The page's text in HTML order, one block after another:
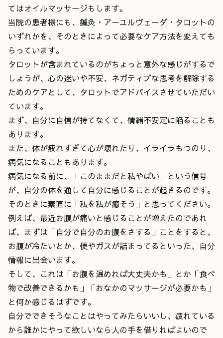
てはオイルマッサージもします。
当院の患者様にも、鍼灸・アーユルヴェーダ・タロットの
いずれかを、そのときによって必要なケア方法を変えても
らっています。
タロットが含まれているのがちょっと意外な感じがするで
しょうが、心の迷いや不安、ネガティブな思考を解除する
ためのケアとして、タロットでアドバイスさせていただい
ています。
まず、自分に自信が持てなくて、情緒不安定に陥ることも
あります。
また、体が疲れすぎて心が壊れたり、イライラもつのり、
病気になることもあります。
病気になる前に、「このままだと私やばい」という信号
が、自分の体を通して自分に感じることが起きるのです。
そのときに素直に「私を私が癒そう」と思ってください。
例えば、最近お腹が痛いと感じることが増えたのであれ
ば、まずは「自分で自分のお腹をさする」ことをすると、
お腹が冷たいとか、便やガスが詰まってるといった、自分
情報に出会います。
そして、これは「お腹を温めれば大丈夫かも」とか「食べ
物で改善できるかも」「おなかのマッサージが必要かも」
と何か感じるはずです。
自分でできそうなことはやってみたらいいし、疲れている
から誰かにやって欲しいなら人の手を借りればよいので